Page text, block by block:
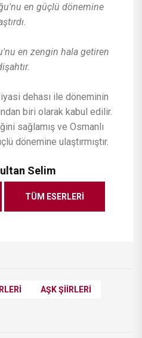
en güçlü dönemine
en zengin hala getiren
dehası ile döneminin
biri olarak kabul edilir.
sağlamış ve Osmanlı
dönemine ulaştırmıştır.
Selim
TÜM ESERLERI
AŞK ŞIIRLERI